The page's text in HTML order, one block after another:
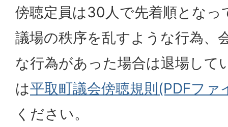
傍聴定員は30人で先着順となっ
議場の秩序を乱すような行為、
な行為があった場合は退場して
は平取町議会傍聴規則(PDFファ
ください。